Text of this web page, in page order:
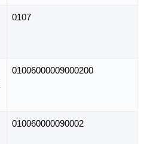
0107
01006000009000200
010060000090002